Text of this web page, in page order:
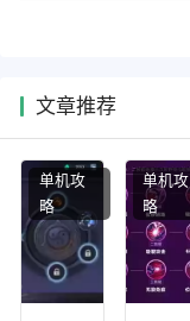
文章推荐
单机攻
略
单机攻
略